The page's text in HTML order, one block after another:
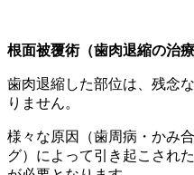
根面被覆術（歯肉退縮の治療
歯肉退縮した部位は、残念
りません。
様々な原因（歯周病・かみ
グ）によって引き起こされ